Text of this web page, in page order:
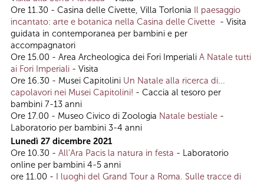
Ore 11.30 - Casina delle Civette, Villa Torlonia Il paesaggio
incantato: arte e botanica nella Casina delle Civette - Visita
guidata in contemporanea per bambini e per
accompagnatori
Ore 15.00 - Area Archeologica dei Fori Imperiali A Natale tutti
ai Fori Imperiali - Visita
Ore 16.30 - Musei Capitolini Un Natale alla ricerca di...
capolavori nei Musei Capitolini! - Caccia al tesoro per
bambini 7-13 anni
Ore 17.00 - Museo Civico di Zoologia Natale bestiale -
Laboratorio per bambini 3-4 anni
Lunedì 27 dicembre 2021
Ore 10.30 - All’Ara Pacis la natura in festa - Laboratorio
online per bambini 4-5 anni
ore 11.00 - I luoghi del Grand Tour a Roma. Sulle tracce di